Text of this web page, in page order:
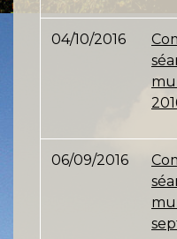
04/10/2016
06/09/2016